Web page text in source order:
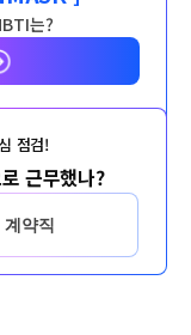
는?
점검!
근무했나?
계약직